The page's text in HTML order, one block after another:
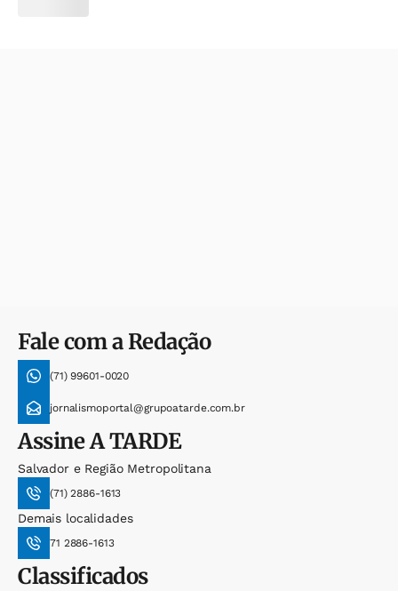
Fale com a Redação
(71) 99601-0020
jornalismoportal@grupoatarde.com.br
AssineA TARDE
Salvador e Região Metropolitana
(71) 2886-1613
Demais localidades
71 2886-1613
Classificados